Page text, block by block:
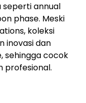
seperti annual
phase. Meski
koleksi
inovasi dan
sehingga cocok
profesional.